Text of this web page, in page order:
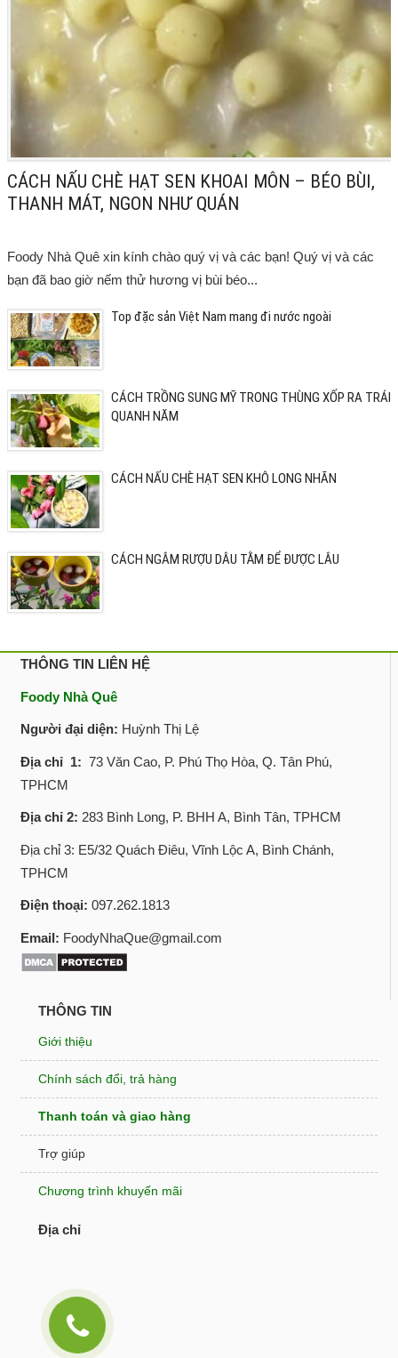
CÁCH NẤU CHÈ HẠT SEN KHOAI MÔN – BÉO BÙI,
THANH MÁT, NGON NHƯ QUÁN
Foody Nhà Quê xin kính chào quý vị và các bạn! Quý vị và các
bạn đã bao giờ nếm thử hương vị bùi béo...
Top đặc sản Việt Nam mang đi nước ngoài
CÁCH TRỒNG SUNG MỸ TRONG THÙNG XỐP RA TRÁI
QUANH NĂM
CÁCH NẤU CHÈ HẠT SEN KHÔ LONG NHÃN
CÁCH NGÂM RƯỢU DÂU TẰM ĐỂ ĐƯỢC LÂU
THÔNG TIN LIÊN HỆ
Foody Nhà Quê
Người đại diện: Huỳnh Thị Lệ
Địa chỉ 1: 73 Văn Cao, P. Phú Thọ Hòa, Q. Tân Phú,
TPHCM
Địa chỉ 2: 283 Bình Long, P. BHH A, Bình Tân, TPHCM
Địa chỉ 3: E5/32 Quách Điêu, Vĩnh Lộc A, Bình Chánh,
TPHCM
Điện thoại: 097.262.1813
Email: FoodyNhaQue@gmail.com
THÔNG TIN
Giới thiệu
Chính sách đổi, trả hàng
Thanh toán và giao hàng
Trợ giúp
Chương trình khuyến mãi
Địa chỉ